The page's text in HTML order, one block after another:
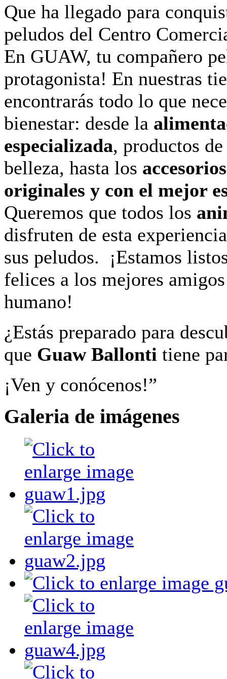
Que ha llegado para
peludos del Centro
En GUAW, tu compañero
protagonista! En nuestras
encontrarás todo lo que
bienestar: desde la
especializada, productos
belleza, hasta los
originales y con el mejor
Queremos que todos los
disfruten de esta
sus peludos. ¡Estamos
felices a los mejores
humano!
¿Estás preparado para
que Guaw Ballonti tiene
¡Ven y conócenos!”
Galeria de imágenes